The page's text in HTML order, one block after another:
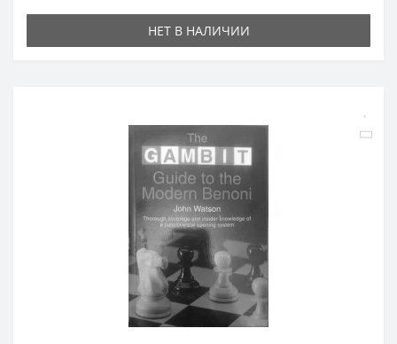
НЕТ В НАЛИЧИИ